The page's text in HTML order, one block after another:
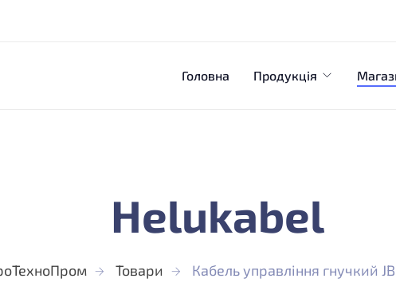
Головна Продукція
Helukabel
Товари Кабель управління гнучкий